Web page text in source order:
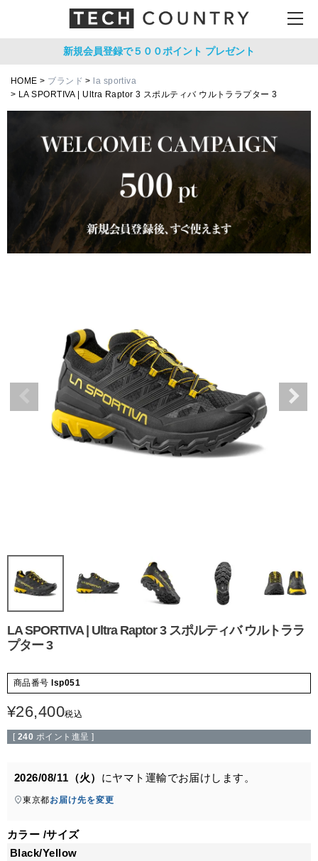
新規会員登録で５００ポイント プレゼント
HOME ブランド
la sportiva
LA SPORTIVA | Ultra Raptor 3 スポルティバ ウルトララプター 3
LA SPORTIVA | Ultra Raptor 3 スポルティバ ウルトララ
プター 3
商品番号 lsp051
¥26,400税込
[ 240 ポイント進呈 ]
2026/08/11（火） にヤマト運輸でお届けします。
東京都お届け先を変更
カラー サイズ
Black/Yellow